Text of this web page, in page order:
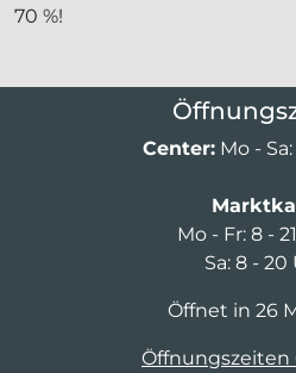
70 %!
Center: Mo -
Mo - Fr: 8 -
Sa: 8 - 20
Öffnet in 26
Öffnungszeiten